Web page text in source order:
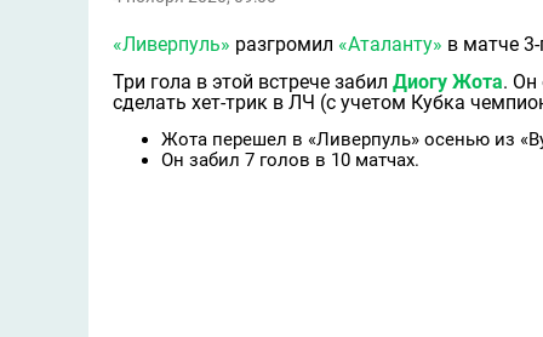
«Ливерпуль» разгромил «Аталанту» в матче
Три гола в этой встрече забил Диогу Жота. Он
сделать хет-трик в ЛЧ (с учетом Кубка
Жота перешел в «Ливерпуль» осенью из
Он забил 7 голов в 10 матчах.